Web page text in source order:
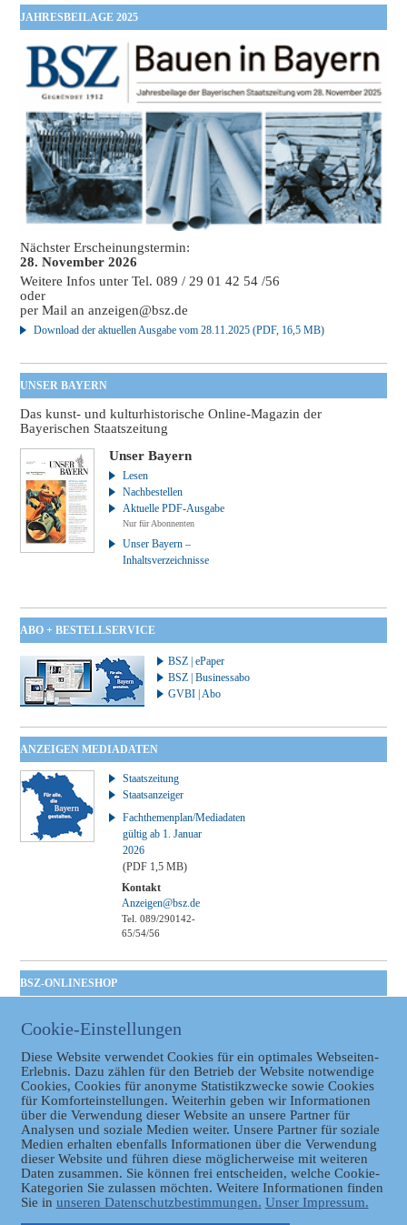
JAHRESBEILAGE 2025
Nächster Erscheinungstermin:
28. November 2026
Weitere Infos unter Tel. 089 / 29 01 42 54 /56
oder
per Mail ananzeigen@bsz.de
Download der aktuellen Ausgabe vom 28.11.2025 (PDF, 16,5 MB)
UNSER BAYERN
Das kunst- und kulturhistorische Online-Magazin der
Bayerischen Staatszeitung
Unser Bayern
Lesen
Nachbestellen
Aktuelle PDF-Ausgabe
Nur für Abonnenten
Unser Bayern –
Inhaltsverzeichnisse
ABO + BESTELLSERVICE
BSZ | ePaper
BSZ | Businessabo
GVBI | Abo
ANZEIGEN MEDIADATEN
Staatszeitung
Staatsanzeiger
Fachthemenplan/Mediadaten
gültig ab 1. Januar
2026
(PDF 1,5 MB)
Kontakt
Anzeigen@bsz.de
Tel. 089/290142-
65/54/56
BSZ-ONLINESHOP
Taschenbuch
Datenschutz
Cookie-Einstellungen
Diese Website verwendet Cookies für ein optimales Webseiten-
Erlebnis. Dazu zählen für den Betrieb der Website notwendige
Cookies, Cookies für anonyme Statistikzwecke sowie Cookies
für Komforteinstellungen. Weiterhin geben wir Informationen
über die Verwendung dieser Website an unsere Partner für
Analysen und soziale Medien weiter. Unsere Partner für soziale
Medien erhalten ebenfalls Informationen über die Verwendung
dieser Website und führen diese möglicherweise mit weiteren
Daten zusammen. Sie können frei entscheiden, welche Cookie-
Kategorien Sie zulassen möchten. Weitere Informationen finden
Sie in unseren Datenschutzbestimmungen. Unser Impressum.